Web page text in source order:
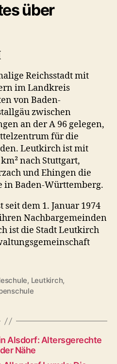
über
[
Reichsstadt mit
im Landkreis
von Baden-
zwischen
an der A 96 gelegen,
für die
Leutkirch ist mit
nach Stuttgart,
und Ehingen die
in Baden-Württemberg.
dem 1. Januar 1974
Nachbargemeinden
ist die Stadt Leutkirch
, Leutkirch,
Alsdorf: Altersgerechte
Nähe